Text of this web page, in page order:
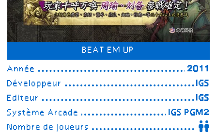
BEAT EM UP
Année
2011
Développeur
IGS
Editeur
IGS
Système Arcade
IGS PGM2
Nombre de joueurs